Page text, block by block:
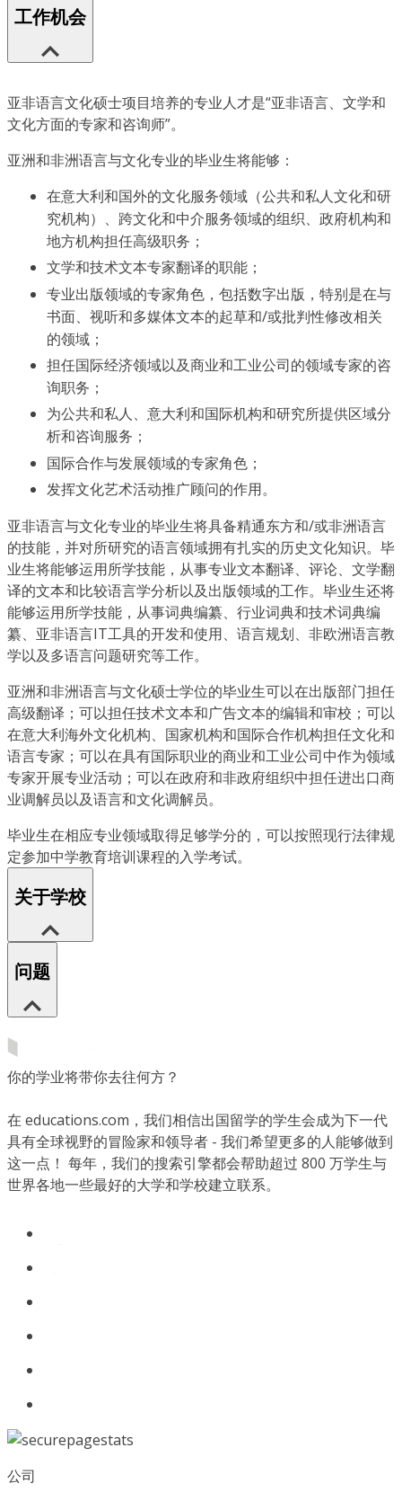
工作机会
亚非语言文化硕士项目培养的专业人才是“亚非语言、文学和
文化方面的专家和咨询师”。
亚洲和非洲语言与文化专业的毕业生将能够：
在意大利和国外的文化服务领域（公共和私人文化和研
究机构）、跨文化和中介服务领域的组织、政府机构和
地方机构担任高级职务；
文学和技术文本专家翻译的职能；
专业出版领域的专家角色，包括数字出版，特别是在与
书面、视听和多媒体文本的起草和/或批判性修改相关
的领域；
担任国际经济领域以及商业和工业公司的领域专家的咨
询职务；
为公共和私人、意大利和国际机构和研究所提供区域分
析和咨询服务；
国际合作与发展领域的专家角色；
发挥文化艺术活动推广顾问的作用。
亚非语言与文化专业的毕业生将具备精通东方和/或非洲语言
的技能，并对所研究的语言领域拥有扎实的历史文化知识。毕
业生将能够运用所学技能，从事专业文本翻译、评论、文学翻
译的文本和比较语言学分析以及出版领域的工作。毕业生还将
能够运用所学技能，从事词典编纂、行业词典和技术词典编
纂、亚非语言IT工具的开发和使用、语言规划、非欧洲语言教
学以及多语言问题研究等工作。
亚洲和非洲语言与文化硕士学位的毕业生可以在出版部门担任
高级翻译；可以担任技术文本和广告文本的编辑和审校；可以
在意大利海外文化机构、国家机构和国际合作机构担任文化和
语言专家；可以在具有国际职业的商业和工业公司中作为领域
专家开展专业活动；可以在政府和非政府组织中担任进出口商
业调解员以及语言和文化调解员。
毕业生在相应专业领域取得足够学分的，可以按照现行法律规
定参加中学教育培训课程的入学考试。
关于学校
问题
你的学业将带你去往何方？
在 educations.com，我们相信出国留学的学生会成为下一代
具有全球视野的冒险家和领导者 - 我们希望更多的人能够做到
这一点！ 每年，我们的搜索引擎都会帮助超过 800 万学生与
世界各地一些最好的大学和学校建立联系。
公司